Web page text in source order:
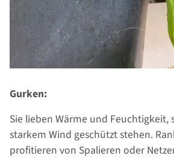
Gurken:
Sie lieben Wärme und Feuchtigkeit,
starkem Wind geschützt stehen.
profitieren von Spalieren oder